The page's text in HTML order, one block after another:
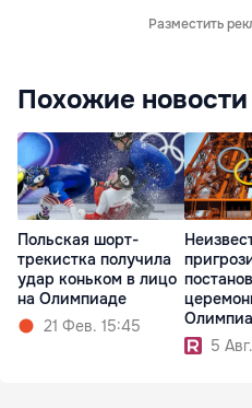
Разместить
Похожие новости
Польская шорт-
трекистка получила
удар коньком в лицо
на Олимпиаде
21 Фев. 15:45
5